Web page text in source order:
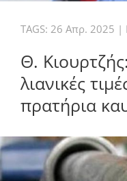
TAGS: 26 Απρ. 2025 | I
Θ.
λιανικές
πρατήρια